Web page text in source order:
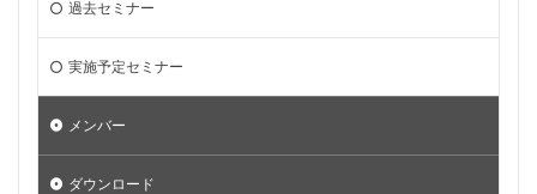
過去セミナー
実施予定セミナー
メンバー
ダウンロード